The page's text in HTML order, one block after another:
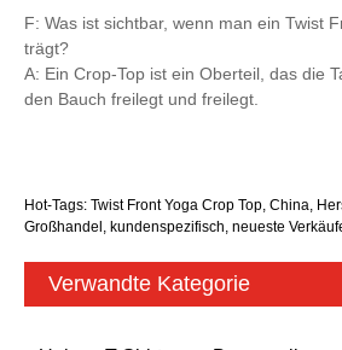
F: Was ist sichtbar, wenn man ein Twist
trägt?
A: Ein Crop-Top ist ein Oberteil, das die
den Bauch freilegt und freilegt.
Hot-Tags: Twist Front Yoga Crop Top, China,
Großhandel, kundenspezifisch, neueste
Verwandte Kategorie